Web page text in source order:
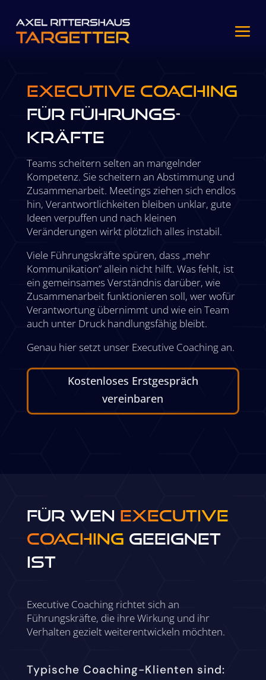
Executive Coaching
für Führungs­
kräfte
Teams scheitern selten an mangelnder
Kompetenz. Sie scheitern an Abstimmung und
Zusammenarbeit. Meetings ziehen sich endlos
hin, Verantwortlichkeiten bleiben unklar, gute
Ideen verpuffen und nach kleinen
Veränderungen wirkt plötzlich alles instabil.
Viele Führungskräfte spüren, dass „mehr
Kommunikation” allein nicht hilft. Was fehlt, ist
ein gemeinsames Verständnis darüber, wie
Zusammenarbeit funktionieren soll, wer wofür
Verantwortung übernimmt und wie ein Team
auch unter Druck handlungsfähig bleibt.
Genau hier setzt unser Executive Coaching an.
Kostenloses Erstgespräch
vereinbaren
FÜR WEN EXECUTIVE
COACHING GEEIGNET
IST
Executive Coaching richtet sich an
Führungskräfte, die ihre Wirkung und ihr
Verhalten gezielt weiterentwickeln möchten.
Typische Coaching-Klienten sind: